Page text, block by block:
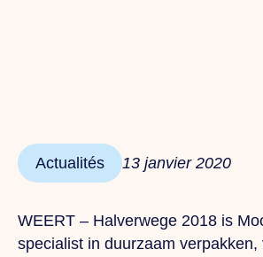
Actualités 13 janvier 2020
WEERT – Halverwege 2018 is
specialist in duurzaam verpakken,